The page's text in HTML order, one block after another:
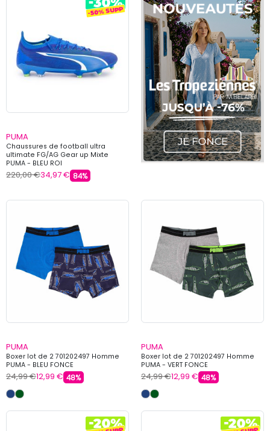
PUMA
Chaussures de football ultra
ultimate FG/AG Gear up Mixte
PUMA - BLEU ROI
220,00 €34,97 € 84%
PUMA
Boxer lot de 2 701202497 Homme
PUMA - BLEU FONCE
24,99 €12,99 € 48%
PUMA
Boxer lot de 2 701202497 Homme
PUMA - VERT FONCE
24,99 €12,99 € 48%